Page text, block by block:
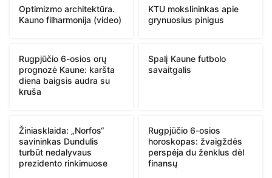
Optimizmo architektūra.
Kauno filharmonija (video)
KTU mokslininkas apie
grynuosius pinigus
Rugpjūčio 6-osios orų
prognozė Kaune: karšta
diena baigsis audra su
kruša
Spalį Kaune futbolo
savaitgalis
Žiniasklaida: „Norfos“
savininkas Dundulis
turbūt nedalyvaus
prezidento rinkimuose
Rugpjūčio 6-osios
horoskopas: žvaigždės
perspėja du ženklus dėl
finansų